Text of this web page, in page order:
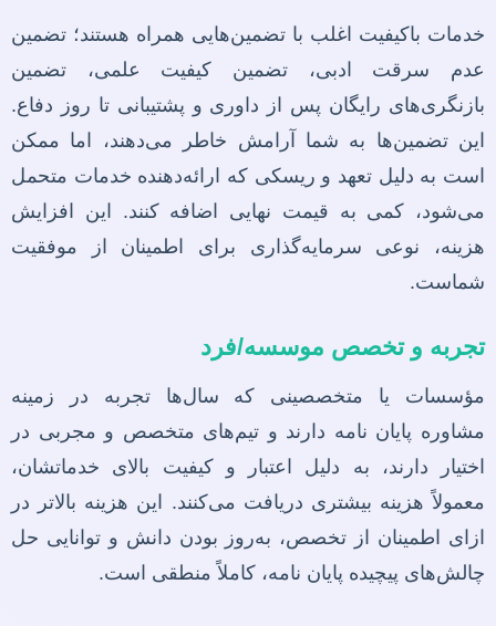
خدمات باکیفیت اغلب با تضمین‌هایی همراه هستند؛ تضمین
عدم سرقت ادبی، تضمین کیفیت علمی، تضمین
بازنگری‌های رایگان پس از داوری و پشتیبانی تا روز دفاع.
این تضمین‌ها به شما آرامش خاطر می‌دهند، اما ممکن
است به دلیل تعهد و ریسکی که ارائه‌دهنده خدمات متحمل
می‌شود، کمی به قیمت نهایی اضافه کنند. این افزایش
هزینه، نوعی سرمایه‌گذاری برای اطمینان از موفقیت
شماست.
تجربه و تخصص موسسه/فرد
مؤسسات یا متخصصینی که سال‌ها تجربه در زمینه
مشاوره پایان نامه دارند و تیم‌های متخصص و مجربی در
اختیار دارند، به دلیل اعتبار و کیفیت بالای خدماتشان،
معمولاً هزینه بیشتری دریافت می‌کنند. این هزینه بالاتر در
ازای اطمینان از تخصص، به‌روز بودن دانش و توانایی حل
چالش‌های پیچیده پایان نامه، کاملاً منطقی است.